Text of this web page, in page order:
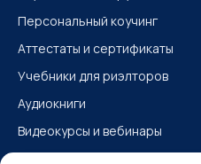
Персональный коучинг
Аттестаты и сертификаты
Учебники для риэлторов
Аудиокниги
Видеокурсы и вебинары
Учебные материалы